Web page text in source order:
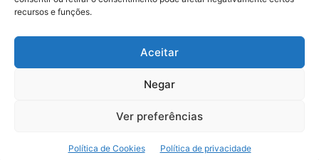
recursos e funções.
Aceitar
Negar
Ver preferências
Política de Cookies Política de privacidade
fundiária e casamento comunitário para
famílias em Portel
21 de maio de 2026
feminino pelos Jogos Estudantis Paraenses